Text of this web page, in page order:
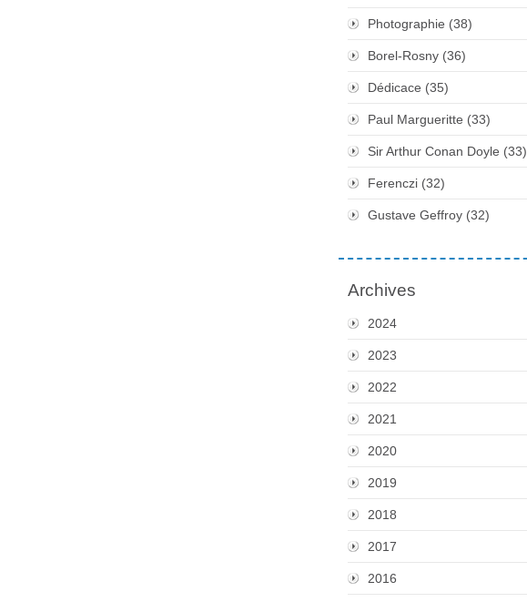
Photographie (38)
Borel-Rosny (36)
Dédicace (35)
Paul Margueritte (33)
Sir Arthur Conan Doyle (33)
Ferenczi (32)
Gustave Geffroy (32)
Archives
2024
2023
2022
2021
2020
2019
2018
2017
2016